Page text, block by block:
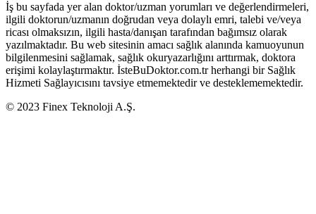
İş bu sayfada yer alan doktor/uzman yorumları ve değerlendirmeleri,
ilgili doktorun/uzmanın doğrudan veya dolaylı emri, talebi ve/veya
ricası olmaksızın, ilgili hasta/danışan tarafından bağımsız olarak
yazılmaktadır. Bu web sitesinin amacı sağlık alanında kamuoyunun
bilgilenmesini sağlamak, sağlık okuryazarlığını arttırmak, doktora
erişimi kolaylaştırmaktır. İsteBuDoktor.com.tr herhangi bir Sağlık
Hizmeti Sağlayıcısını tavsiye etmemektedir ve desteklememektedir.
© 2023 Finex Teknoloji A.Ş.